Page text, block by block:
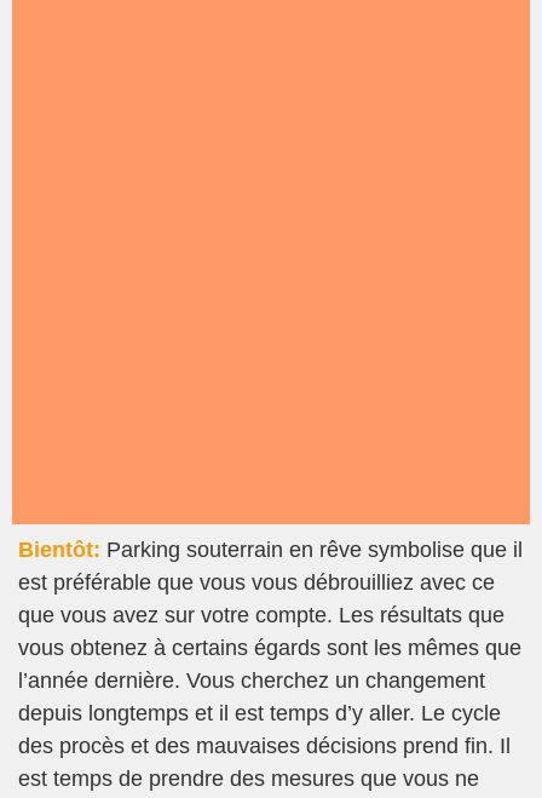
Bientôt: Parking souterrain en rêve symbolise que il
est préférable que vous vous débrouilliez avec ce
que vous avez sur votre compte. Les résultats que
vous obtenez à certains égards sont les mêmes que
l’année dernière. Vous cherchez un changement
depuis longtemps et il est temps d’y aller. Le cycle
des procès et des mauvaises décisions prend fin. Il
est temps de prendre des mesures que vous ne